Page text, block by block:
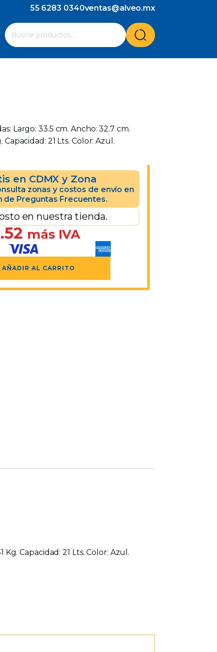
55 6283 0340ventas@alveo.mx
Buscar
por:
Cuando hay resultados autocompletados, puedes
Largo: 33.5 cm. Ancho: 32.7 cm.
Capacidad: 21 Lts. Color: Azul.
en CDMX y Zona
zonas y costos de envío en
de Preguntas Frecuentes.
en nuestra tienda.
más IVA
AÑADIR AL CARRITO
Capacidad: 21 Lts. Color: Azul.